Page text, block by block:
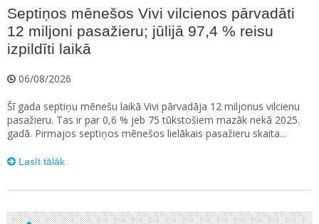
Septiņos mēnešos Vivi vilcienos pārvadāti
12 miljoni pasažieru; jūlijā 97,4 % reisu
izpildīti laikā
06/08/2026
Šī gada septiņu mēnešu laikā Vivi pārvadāja 12 miljonus vilcienu
pasažieru. Tas ir par 0,6 % jeb 75 tūkstošiem mazāk nekā 2025.
gadā. Pirmajos septiņos mēnešos lielākais pasažieru skaita...
Lasīt tālāk